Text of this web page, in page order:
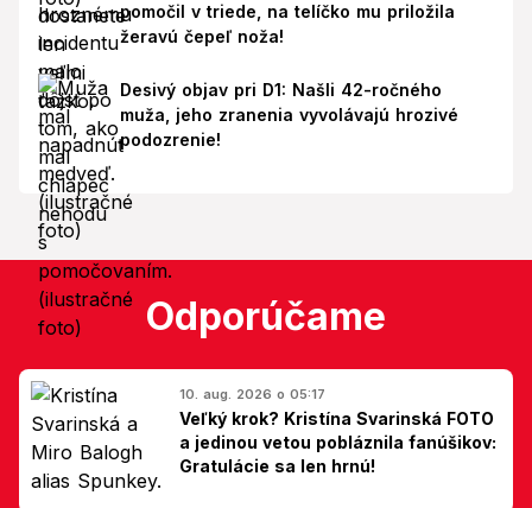
pomočil v triede, na telíčko mu priložila
žeravú čepeľ noža!
Desivý objav pri D1: Našli 42-ročného
muža, jeho zranenia vyvolávajú hrozivé
podozrenie!
Odporúčame
10. aug. 2026 o 05:17
Veľký krok? Kristína Svarinská FOTO
a jedinou vetou pobláznila fanúšikov:
Gratulácie sa len hrnú!